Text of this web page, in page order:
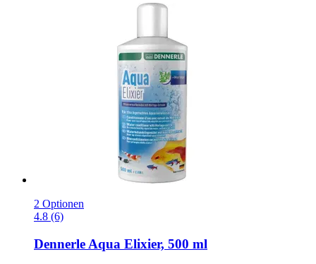
2 Optionen
4.8 (6)
Dennerle Aqua Elixier, 500 ml